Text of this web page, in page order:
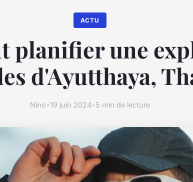
ACTU
planifier une
d'Ayutthaya,
Nino•19 juin 2024•5 min de lecture